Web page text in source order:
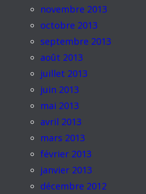
novembre 2013
octobre 2013
septembre 2013
août 2013
juillet 2013
juin 2013
mai 2013
avril 2013
mars 2013
février 2013
janvier 2013
décembre 2012